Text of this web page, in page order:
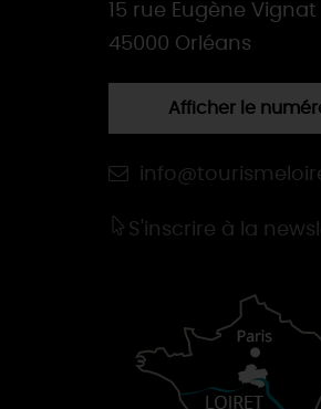
15 rue Eugène Vignat
45000 Orléans
Afficher le
S'inscrire à la